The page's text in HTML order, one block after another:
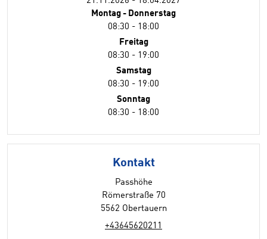
Montag - Donnerstag
08:30 - 18:00
Freitag
08:30 - 19:00
Samstag
08:30 - 19:00
Sonntag
08:30 - 18:00
Kontakt
Passhöhe
Römerstraße 70
5562 Obertauern
+43645620211